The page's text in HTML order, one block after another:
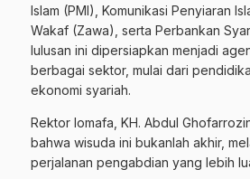
Islam (PMI), Komunikasi Penyiaran
Wakaf (Zawa), serta Perbankan
lulusan ini dipersiapkan menjadi
berbagai sektor, mulai dari
ekonomi syariah.
Rektor Iomafa, KH. Abdul
bahwa wisuda ini bukanlah akhir,
perjalanan pengabdian yang lebih